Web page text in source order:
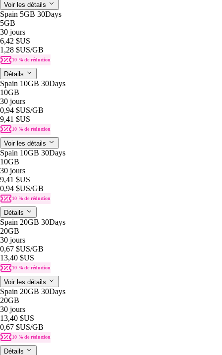
Voir les détails
Spain 5GB 30Days
5GB
30 jours
6,42 $US
1,28 $US/GB
10 % de réduction
Détails
Spain 10GB 30Days
10GB
30 jours
0,94 $US/GB
9,41 $US
10 % de réduction
Voir les détails
Spain 10GB 30Days
10GB
30 jours
9,41 $US
0,94 $US/GB
10 % de réduction
Détails
Spain 20GB 30Days
20GB
30 jours
0,67 $US/GB
13,40 $US
10 % de réduction
Voir les détails
Spain 20GB 30Days
20GB
30 jours
13,40 $US
0,67 $US/GB
10 % de réduction
Détails